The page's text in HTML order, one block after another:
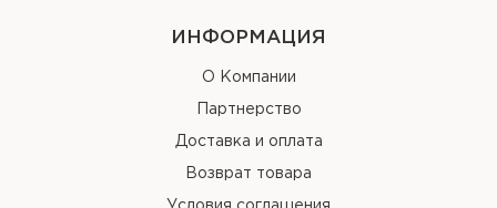
ИНФОРМАЦИЯ
О Компании
Партнерство
Доставка и оплата
Возврат товара